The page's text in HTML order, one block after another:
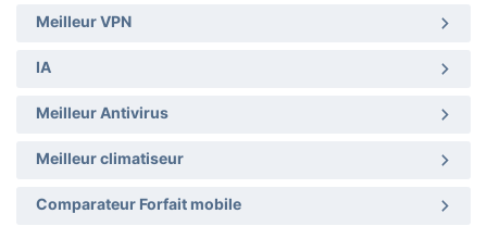
Meilleur VPN
IA
Meilleur Antivirus
Meilleur climatiseur
Comparateur Forfait mobile